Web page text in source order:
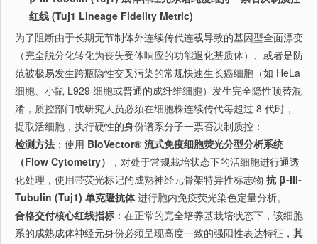
红线 (Tuj1 Lineage Fidelity Metric)
为了阻断由于长期无节制体外连续传代连载导致的基因型全面漂变
（完全脱分化转化为丧失受体响应的功能退化基质体）、或者是防
范被极易发生跨瓶隐性交叉污染的常规快速生长癌细胞（如 HeLa
细胞、小鼠 L929 细胞或普通的成纤维细胞）发生完全隐性顶替混
淆，质控部门或研究人员必须在细胞株连续传代每超过 8 代时，
提取活细胞，执行硬性的身份谱系分子一票否决制质控：
检测方法 ：使用 BioVector® 流式免疫细胞荧光分型分析系统
（Flow Cytometry）
，对处于常规栽培状态下的活细胞进行通透
化处理，使用带荧光标记的成熟神经元骨架特异性标志物 抗 β-III-
Tubulin (Tuj1) 单克隆抗体进行胞内免疫荧光染色定量分析。
合格交付核心红线指标 ：在正常的完全培养基栽培状态下，该细胞
系的成熟成体神经元身份必须呈现高度一致的强阳性表达特征， 其